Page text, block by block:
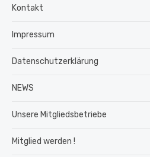
Kontakt
Impressum
Datenschutzerklärung
NEWS
Unsere Mitgliedsbetriebe
Mitglied werden !